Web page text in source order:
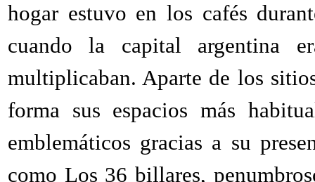
hogar estuvo en los cafés
cuando la capital argentina
multiplicaban. Aparte de los
forma sus espacios más
emblemáticos gracias a su
como Los 36 billares,